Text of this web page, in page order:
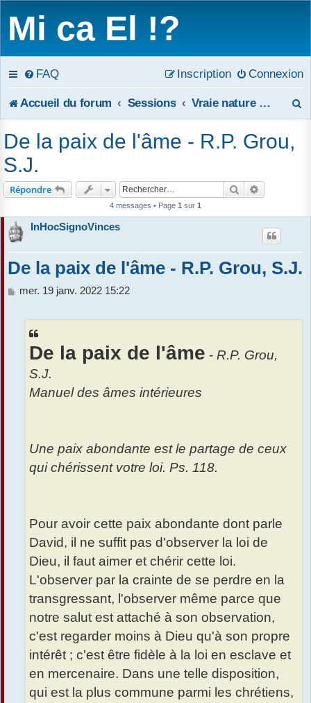
Mi ca El !?
FAQ Connexion
Inscription
Accueil du forum Sessions Vraie nature de la Charité
c
De la paix de l'âme - R.P. Grou,
S.J.
Répondre Rechercher
4 messages • Page 1 sur 1
InHocSignoVinces
De la paix de l'âme - R.P. Grou, S.J.
M
mer. 19 janv. 2022 15:22
De la paix de l'âme - R.P. Grou,
S.J.
Manuel des âmes intérieures
Une paix abondante est le partage de ceux
qui chérissent votre loi. Ps. 118.
Pour avoir cette paix abondante dont parle
David, il ne suffit pas d'observer la loi de
Dieu, il faut aimer et chérir cette loi.
L'observer par la crainte de se perdre en la
transgressant, l'observer même parce que
notre salut est attaché à son observation,
c'est regarder moins à Dieu qu'à son propre
intérêt ; c'est être fidèle à la loi en esclave et
en mercenaire. Dans une telle disposition,
qui est la plus commune parmi les chrétiens,